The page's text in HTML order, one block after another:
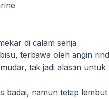
di dalam senja
terbawa oleh angin
tak jadi alasan untuk
badai, namun tetap lembut